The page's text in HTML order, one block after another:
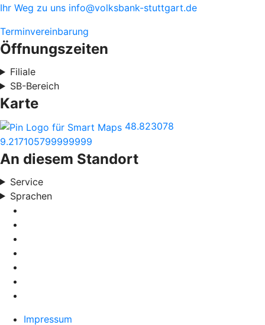
Ihr Weg zu uns info@volksbank-stuttgart.de
Terminvereinbarung
Öffnungszeiten
Filiale
SB-Bereich
Karte
48.823078
9.217105799999999
An diesem Standort
Service
Sprachen
Impressum